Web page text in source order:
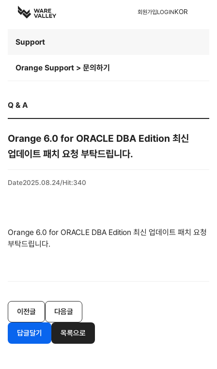
회원가입LOGINKOR
Support
Orange Support > 문의하기
Q & A
Orange 6.0 for ORACLE DBA Edition 최신
업데이트 패치 요청 부탁드립니다.
Date2025.08.24/Hit:340
Orange 6.0 for ORACLE DBA Edition 최신 업데이트 패치 요청
부탁드립니다.
이전글 다음글
답글달기 목록으로